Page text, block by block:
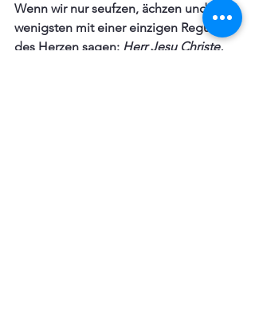
Wenn wir nur seufzen, ächzen und
wenigsten mit einer einzigen Regung
des Herzen sagen: Herr Jesu Christe,